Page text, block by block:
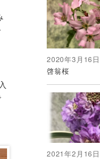
2020年3月16日
啓翁桜
2021年2月16日